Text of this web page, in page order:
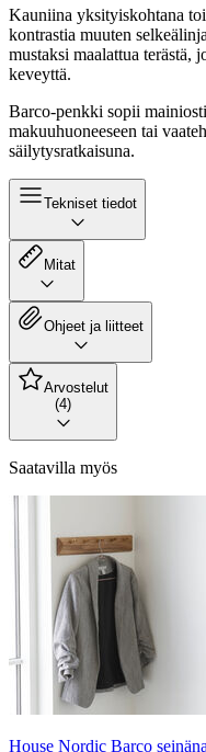
Kauniina yksityiskohtana
kontrastia muuten
mustaksi maalattua terästä,
keveyttä.
Barco-penkki sopii
makuuhuoneeseen tai
säilytysratkaisuna.
Tekniset tiedot
Mitat
Ohjeet ja liitteet
Arvostelut
(4)
Saatavilla myös
House Nordic Barco